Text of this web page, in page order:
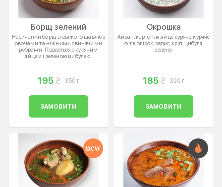
Борщ зелений
Насичений борщ зі свіжого щавлю з
овочами та ніжними свинячими
ребрами. Подається з курячим
яйцем і зеленою цибулею.
195 350 г
ЗАМОВИТИ
Окрошка
Айран,картопля,яйце куряче,куряче
філе,огірок,редис,кріп,цибуля
зелена
185 320 г
ЗАМОВИТИ